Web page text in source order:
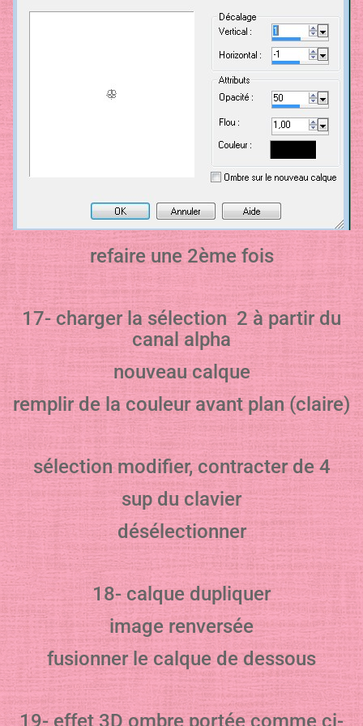
refaire une 2ème fois
17- charger la sélection 2 à partir du
canal alpha
nouveau calque
remplir de la couleur avant plan (claire)
sélection modifier, contracter de 4
sup du clavier
désélectionner
18- calque dupliquer
image renversée
fusionner le calque de dessous
19- effet 3D ombre portée comme ci-